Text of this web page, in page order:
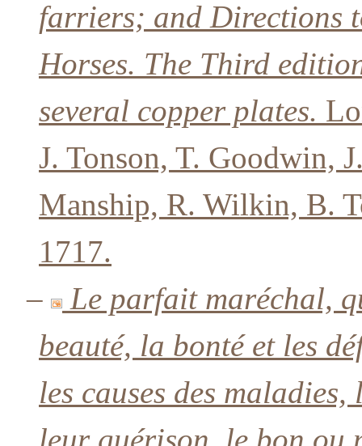
farriers; and Directions
Horses. The Third
several copper plates.
J. Tonson, T. Goodwin,
Manship, R. Wilkin, B.
1717.
–
Le parfait maréchal,
beauté, la bonté et les
les causes des
leur guérison, le bon ou